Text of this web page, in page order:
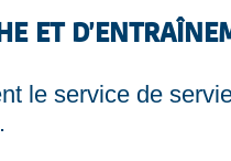
ET
le service de